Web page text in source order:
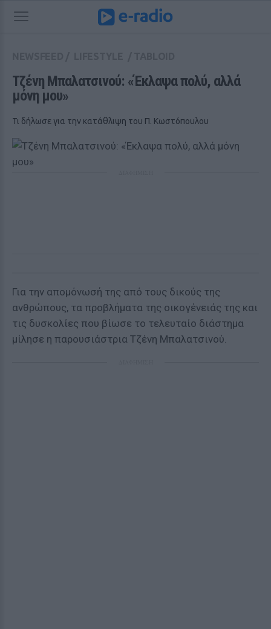
Τζένη Μπαλατσινού: «Έκλαψα πολύ, αλλά
μόνη μου»
Τι δήλωσε για την κατάθλιψη του Π. Κωστόπουλου
Για την απομόνωσή της από τους δικούς της
ανθρώπους, τα προβλήματα της οικογένειάς της και
τις δυσκολίες που βίωσε το τελευταίο διάστημα
μίλησε η παρουσιάστρια Τζένη Μπαλατσινού.